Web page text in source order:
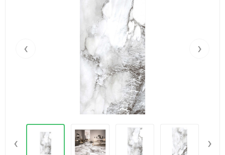
‹ ›
‹ ›